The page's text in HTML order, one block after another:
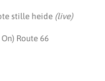
stille heide (live)
Route 66